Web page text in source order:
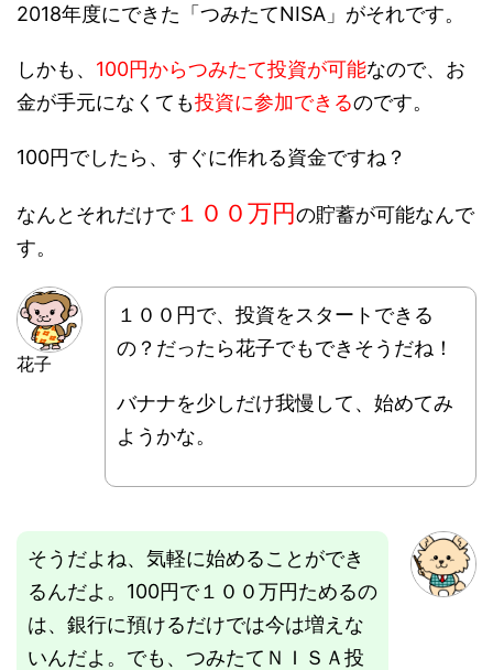
2018年度にできた「つみたてNISA」がそれです。
しかも、 100円からつみたて投資が可能なので、お
金が手元になくても投資に参加できるのです。
100円でしたら、すぐに作れる資金ですね？
なんとそれだけで１００万円の貯蓄が可能なんで
す。
花子
１００円で、投資をスタートできる
の？だったら花子でもできそうだね！
バナナを少しだけ我慢して、始めてみ
ようかな。
そうだよね、気軽に始めることができ
るんだよ。100円で１００万円ためるの
は、銀行に預けるだけでは今は増えな
いんだよ。でも、つみたてＮＩＳＡ投